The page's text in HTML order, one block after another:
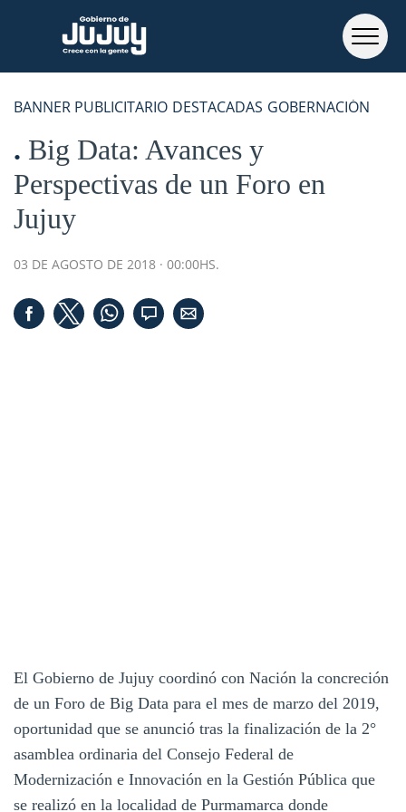
BANNER PUBLICITARIO DESTACADAS GOBERNACIÓN
Big Data: Avances y
Perspectivas de un Foro en
Jujuy
03 DE AGOSTO DE 2018 · 00:00HS.
El Gobierno de Jujuy coordinó con Nación la concreción
de un Foro de Big Data para el mes de marzo del 2019,
oportunidad que se anunció tras la finalización de la 2°
asamblea ordinaria del Consejo Federal de
Modernización e Innovación en la Gestión Pública que
se realizó en la localidad de Purmamarca donde